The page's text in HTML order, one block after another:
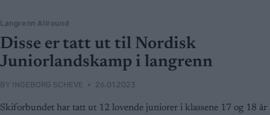
Langrenn Allround
Disse er tatt ut til Nordisk
Juniorlandskamp i langrenn
BY INGEBORG SCHEVE 26.01.2023
Skiforbundet har tatt ut 12 lovende juniorer i klassene 17 og 18 år